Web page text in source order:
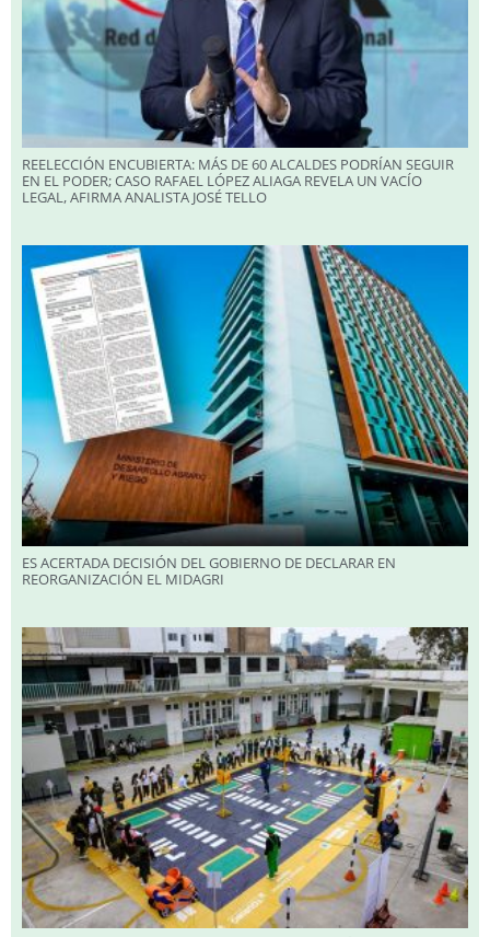
REELECCIÓN ENCUBIERTA: MÁS DE 60 ALCALDES PODRÍAN SEGUIR
EN EL PODER; CASO RAFAEL LÓPEZ ALIAGA REVELA UN VACÍO
LEGAL, AFIRMA ANALISTA JOSÉ TELLO
ES ACERTADA DECISIÓN DEL GOBIERNO DE DECLARAR EN
REORGANIZACIÓN EL MIDAGRI